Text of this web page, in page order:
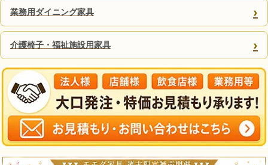
業務用ダイニング家具 ›
介護椅子・福祉施設用家具 ›